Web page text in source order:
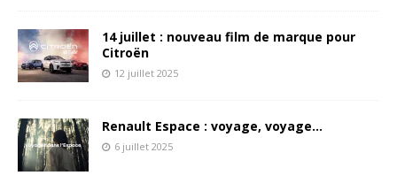
14 juillet : nouveau film de marque pour
Citroën
12 juillet 2025
Renault Espace : voyage, voyage…
6 juillet 2025